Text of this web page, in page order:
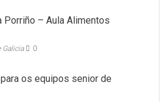
Porriño – Aula Alimentos
Galicia 0
os equipos senior de